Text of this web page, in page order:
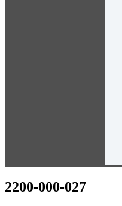
2200-000-027